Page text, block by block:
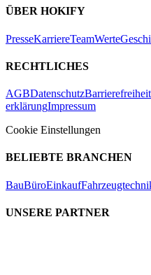
ÜBER HOKIFY
PresseKarriereTeamWerte
RECHTLICHES
AGBDatenschutz
erklärungImpressum
Cookie Einstellungen
BELIEBTE BRANCHEN
BauBüroEinkauf
UNSERE PARTNER